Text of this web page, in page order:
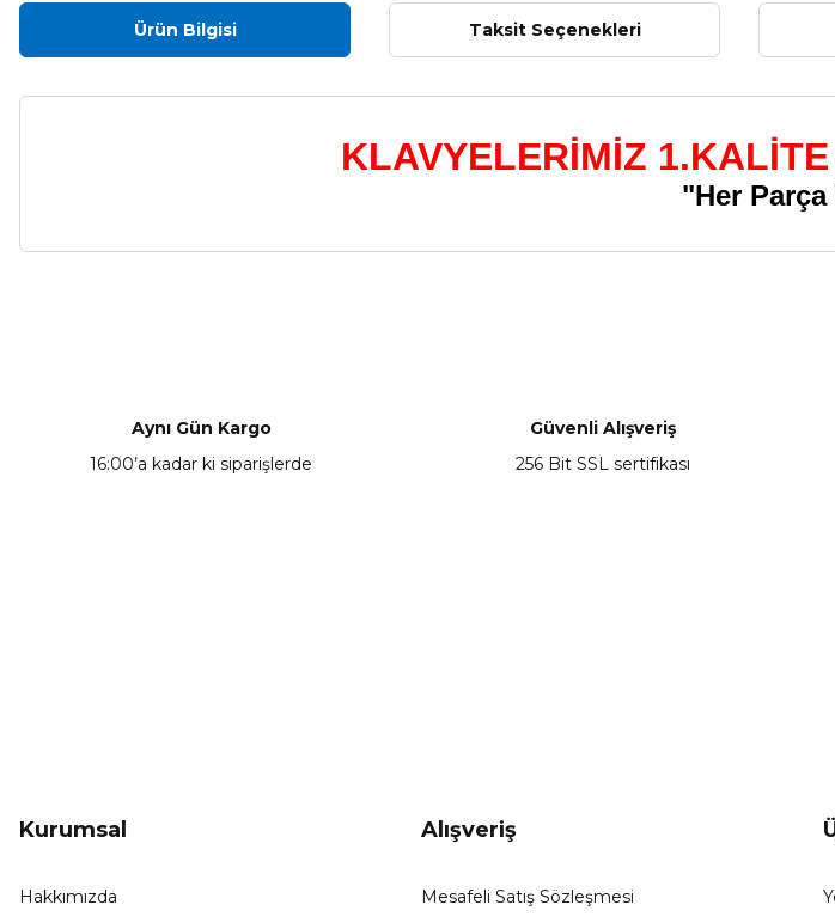
Ürün Bilgisi Taksit Seçenekleri
KLAVYELERİMİZ
"Her
Ürün açıklamasında eksik bilgiler bulunuyor.
Ürün bilgilerinde hatalar bulunuyor.
Aynı Gün Kargo
16:00’a kadar ki siparişlerde
Güvenli Alışveriş
256 Bit SSL sertifikası
Kurumsal
Hakkımızda
Alışveriş
Mesafeli Satış Sözleşmesi